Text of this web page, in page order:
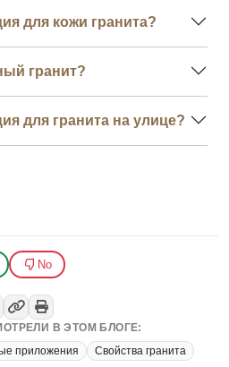
для кожи гранита?
гранит?
для гранита на улице?
No
В ЭТОМ БЛОГЕ:
приложения Свойства гранита